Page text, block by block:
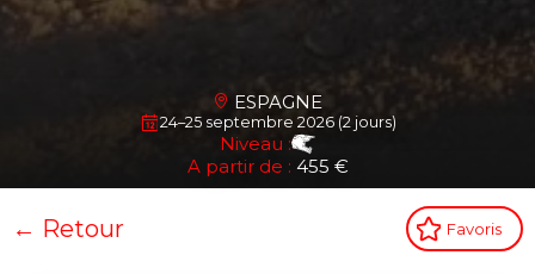
ESPAGNE
24–25 septembre 2026 (2 jours)
Niveau :
A partir de : 455 €
← Retour Favoris